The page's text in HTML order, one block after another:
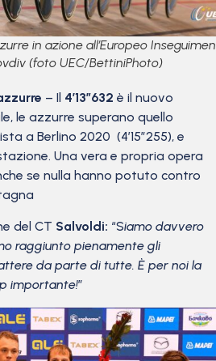
in azione all’Europeo
(foto UEC/BettiniPhoto)
– Il 4’13″632 è il nuovo
le azzurre superano quello
a Berlino 2020 (4’15″255), e
Una vera e propria opera
se nulla hanno potuto contro
del CT Salvoldi: “Siamo davvero
raggiunto pienamente gli
da parte di tutte. È per noi la
importante!”